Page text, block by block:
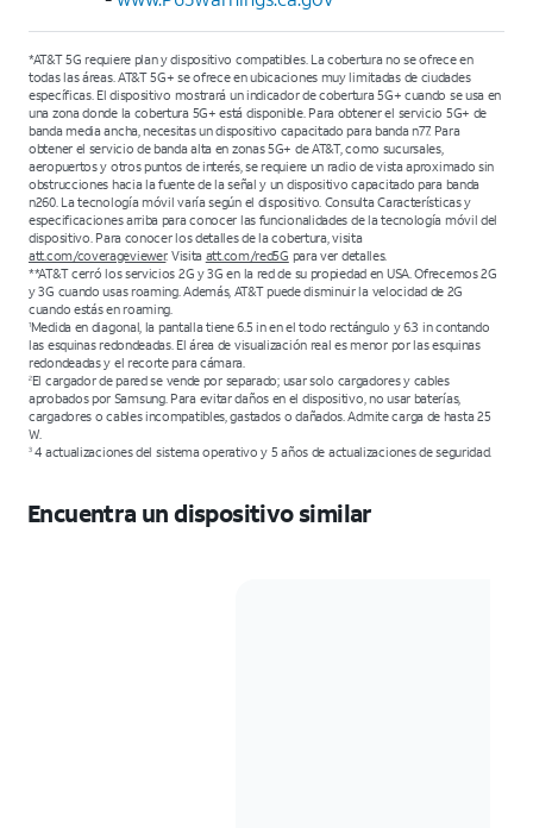
*AT&T 5G requiere plan y dispositivo compatibles. La cobertura no se ofrece en
todas las áreas. AT&T 5G+ se ofrece en ubicaciones muy limitadas de ciudades
específicas. El dispositivo mostrará un indicador de cobertura 5G+ cuando se usa en
una zona donde la cobertura 5G+ está disponible. Para obtener el servicio 5G+ de
banda media ancha, necesitas un dispositivo capacitado para banda n77. Para
obtener el servicio de banda alta en zonas 5G+ de AT&T, como sucursales,
aeropuertos y otros puntos de interés, se requiere un radio de vista aproximado sin
obstrucciones hacia la fuente de la señal y un dispositivo capacitado para banda
n260. La tecnología móvil varía según el dispositivo. Consulta Características y
especificaciones arriba para conocer las funcionalidades de la tecnología móvil del
dispositivo. Para conocer los detalles de la cobertura, visita
att.com/coverageviewer. Visita att.com/red5G para ver detalles.
**AT&T cerró los servicios 2G y 3G en la red de su propiedad en USA. Ofrecemos 2G
y 3G cuando usas roaming. Además, AT&T puede disminuir la velocidad de 2G
cuando estás en roaming.
1Medida en diagonal, la pantalla tiene 6.5 in en el todo rectángulo y 6.3 in contando
las esquinas redondeadas. El área de visualización real es menor por las esquinas
redondeadas y el recorte para cámara.
2El cargador de pared se vende por separado; usar solo cargadores y cables
aprobados por Samsung. Para evitar daños en el dispositivo, no usar baterías,
cargadores o cables incompatibles, gastados o dañados. Admite carga de hasta 25
W.
34 actualizaciones del sistema operativo y 5 años de actualizaciones de seguridad.
Encuentra un dispositivo similar